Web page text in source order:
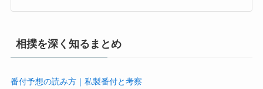
相撲を深く知るまとめ
番付予想の読み方｜私製番付と考察